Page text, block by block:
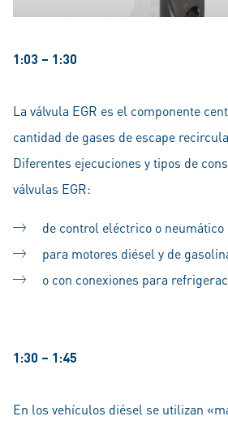
1:03 – 1:30
La válvula EGR es el componente
cantidad de gases de escape
Diferentes ejecuciones y tipos de
válvulas EGR:
de control eléctrico o neumático
para motores diésel y de
o con conexiones para
1:30 – 1:45
En los vehículos diésel se utilizan